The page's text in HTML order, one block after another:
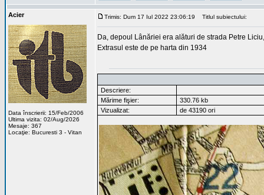
Acier
Data înscrierii: 15/Feb/2006
Ultima vizita: 02/Aug/2026
Mesaje: 367
Locaţie: Bucuresti 3 - Vitan
Trimis: Dum 17 Iul 2022 23:06:19 Titlul subiectului:
Da, depoul Lânăriei era alături de strada Petre
Extrasul este de pe harta din 1934
Descriere:
Mărime fişier:
330.76 kb
Vizualizat:
de 43190 ori